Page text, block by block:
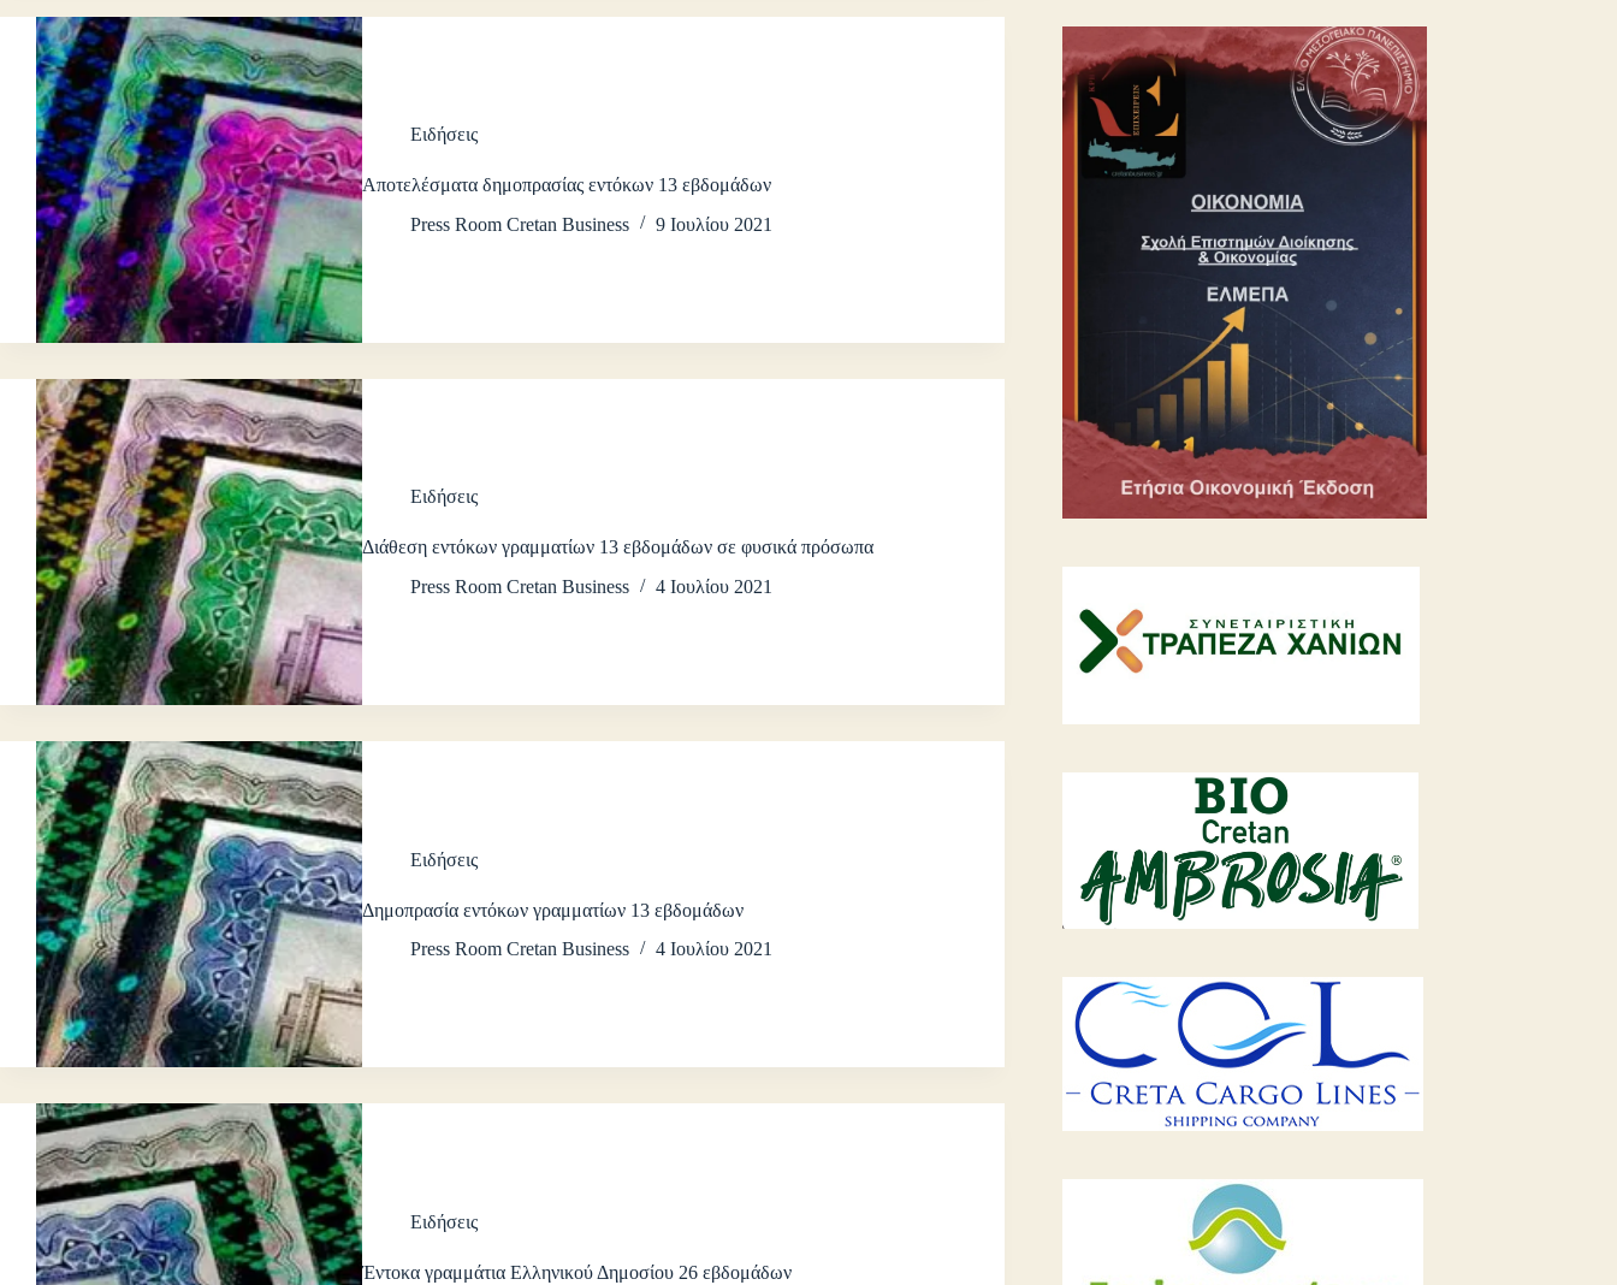
Ειδήσεις
Αποτελέσματα δημοπρασίας εντόκων 13 εβδομάδων
Press Room Cretan Business
9 Ιουλίου 2021
Ειδήσεις
Διάθεση εντόκων γραμματίων 13 εβδομάδων σε φυσικά πρόσωπα
Press Room Cretan Business
4 Ιουλίου 2021
Ειδήσεις
Δημοπρασία εντόκων γραμματίων 13 εβδομάδων
Press Room Cretan Business
4 Ιουλίου 2021
Ειδήσεις
Έντοκα γραμμάτια Ελληνικού Δημοσίου 26 εβδομάδων